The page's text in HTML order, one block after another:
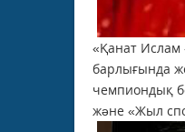
«Қанат Ислам
барлығында
чемпиондық
жəне «Жыл